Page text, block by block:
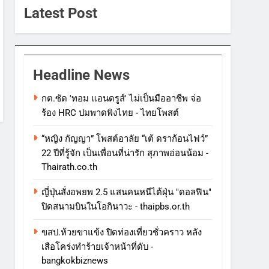
Latest Post
Headline News
กต.ซัด 'ทอม แอนดรูส์' ไม่เป็นมืออาชีพ จ่อ
ร้อง HRC ปมพาดพิงไทย - ไทยโพสต์
“หญิง กัญญา” โพสต์อาลัย “เต้ ดราก้อนไฟว์”
22 ปีที่รู้จัก เป็นเพื่อนที่น่ารัก สุภาพอ่อนน้อม -
Thairath.co.th
ญี่ปุ่นสั่งอพยพ 2.5 แสนคนหนีไต้ฝุ่น "ดอลฟิน"
ปิดสนามบินในโอกินาวะ - thaipbs.or.th
ขสป.ห้วยขาแข้ง ปิดท่องเที่ยวชั่วคราว หลัง
เสือโคร่งทำร้ายเจ้าหน้าที่ดับ -
bangkokbiznews